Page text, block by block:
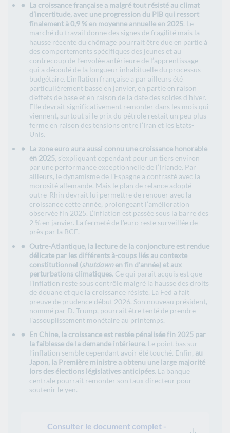
La croissance française a malgré tout résisté au climat
d’incertitude, avec une progression du PIB qui ressort
finalement à 0,9 % en moyenne annuelle en 2025. Le
marché du travail donne des signes de fragilité mais la
hausse récente du chômage pourrait être due en partie à
des comportements spécifiques des jeunes et au
contrecoup de l’envolée antérieure de l’apprentissage
qui a découlé de la longueur inhabituelle du processus
budgétaire. L’inflation française a par ailleurs été
particulièrement basse en janvier, en partie en raison
d’effets de base et en raison de la date des soldes d’hiver.
Elle devrait significativement remonter dans les mois qui
viennent, surtout si le prix du pétrole restait un peu plus
ferme en raison des tensions entre l’Iran et les Etats-
Unis.
La zone euro aura aussi connu une croissance honorable
en 2025, s’expliquant cependant pour un tiers environ
par une performance exceptionnelle de l’Irlande. Par
ailleurs, le dynamisme de l’Espagne a contrasté avec la
morosité allemande. Mais le plan de relance adopté
outre-Rhin devrait lui permettre de renouer avec la
croissance cette année, prolongeant l’amélioration
observée fin 2025. L’inflation est passée sous la barre des
2 % en janvier. La fermeté de l’euro reste surveillée de
près par la BCE.
Outre-Atlantique, la lecture de la conjoncture est rendue
délicate par les différents à-coups liés au contexte
constitutionnel (shutdownen fin d’année) et aux
perturbations climatiques. Ce qui paraît acquis est que
l’inflation reste sous contrôle malgré la hausse des droits
de douane et que la croissance résiste. La Fed a fait
preuve de prudence début 2026. Son nouveau président,
nommé par D. Trump, pourrait être tenté de prendre
l’assouplissement monétaire au printemps.
En Chine, la croissance est restée pénalisée fin 2025 par
la faiblesse de la demande intérieure. Le point bas sur
l’inflation semble cependant avoir été touché. Enfin, au
Japon, la Première ministre a obtenu une large majorité
lors des élections législatives anticipées. La banque
centrale pourrait remonter son taux directeur pour
soutenir le yen.
Consulter le document complet -